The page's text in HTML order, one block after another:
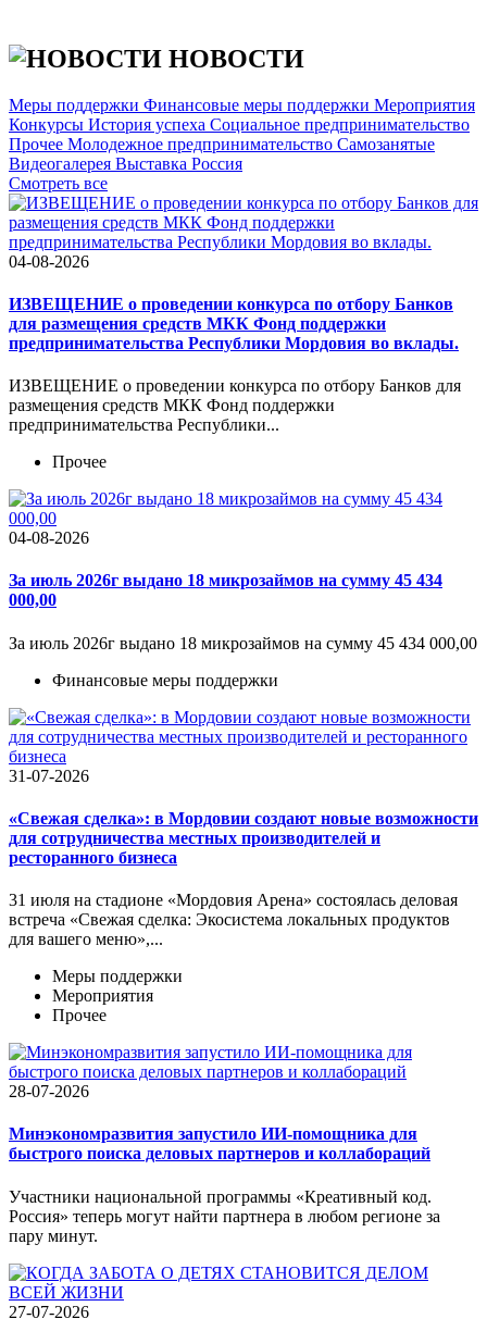
НОВОСТИ
Меры поддержки Финансовые меры поддержки Мероприятия
Конкурсы История успеха Социальное предпринимательство
Прочее Молодежное предпринимательство Самозанятые
Видеогалерея Выставка Россия
Cмотреть все
04-08-2026
ИЗВЕЩЕНИЕ о проведении конкурса по отбору Банков
для размещения средств МКК Фонд поддержки
предпринимательства Республики Мордовия во вклады.
ИЗВЕЩЕНИЕ о проведении конкурса по отбору Банков для
размещения средств МКК Фонд поддержки
предпринимательства Республики...
Прочее
04-08-2026
За июль 2026г выдано 18 микрозаймов на сумму 45 434
000,00
За июль 2026г выдано 18 микрозаймов на сумму 45 434 000,00
Финансовые меры поддержки
31-07-2026
«Свежая сделка»: в Мордовии создают новые возможности
для сотрудничества местных производителей и
ресторанного бизнеса
31 июля на стадионе «Мордовия Арена» состоялась деловая
встреча «Свежая сделка: Экосистема локальных продуктов
для вашего меню»,...
Меры поддержки
Мероприятия
Прочее
28-07-2026
Минэкономразвития запустило ИИ-помощника для
быстрого поиска деловых партнеров и коллабораций
Участники национальной программы «Креативный код.
Россия» теперь могут найти партнера в любом регионе за
пару минут.
27-07-2026